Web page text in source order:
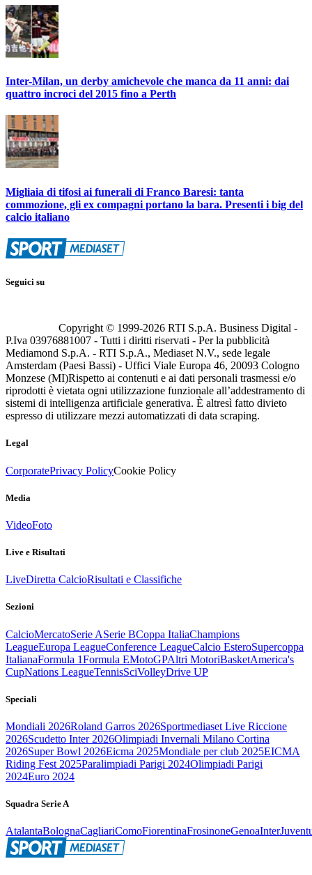
Inter-Milan, un derby amichevole che manca da 11 anni: dai
quattro incroci del 2015 fino a Perth
Migliaia di tifosi ai funerali di Franco Baresi: tanta
commozione, gli ex compagni portano la bara. Presenti i big del
calcio italiano
Seguici su
Copyright © 1999-2026 RTI S.p.A. Business Digital -
P.Iva 03976881007 - Tutti i diritti riservati - Per la pubblicità
Mediamond S.p.A. - RTI S.p.A., Mediaset N.V., sede legale
Amsterdam (Paesi Bassi) - Uffici Viale Europa 46, 20093 Cologno
Monzese (MI)Rispetto ai contenuti e ai dati personali trasmessi e/o
riprodotti è vietata ogni utilizzazione funzionale all’addestramento di
sistemi di intelligenza artificiale generativa. È altresì fatto divieto
espresso di utilizzare mezzi automatizzati di data scraping.
Legal
CorporatePrivacy PolicyCookie Policy
Media
VideoFoto
Live e Risultati
LiveDiretta CalcioRisultati e Classifiche
Sezioni
CalcioMercatoSerie ASerie BCoppa ItaliaChampions
LeagueEuropa LeagueConference LeagueCalcio EsteroSupercoppa
ItalianaFormula 1Formula EMotoGPAltri MotoriBasketAmerica's
CupNations LeagueTennisSciVolleyDrive UP
Speciali
Mondiali 2026Roland Garros 2026Sportmediaset Live Riccione
2026Scudetto Inter 2026Olimpiadi Invernali Milano Cortina
2026Super Bowl 2026Eicma 2025Mondiale per club 2025EICMA
Riding Fest 2025Paralimpiadi Parigi 2024Olimpiadi Parigi
2024Euro 2024
Squadra Serie A
AtalantaBolognaCagliariComoFiorentinaFrosinoneGenoaInter